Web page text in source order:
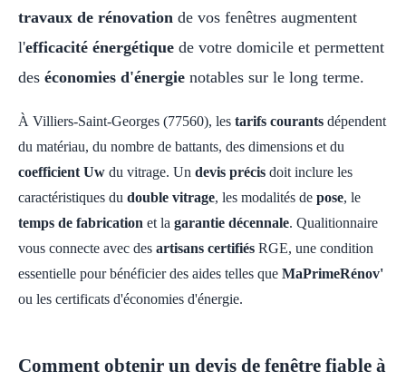
travaux de rénovation de vos fenêtres augmentent
l'efficacité énergétique de votre domicile et permettent
des économies d'énergie notables sur le long terme.
À Villiers-Saint-Georges (77560), les tarifs courants dépendent
du matériau, du nombre de battants, des dimensions et du
coefficient Uw du vitrage. Un devis précis doit inclure les
caractéristiques du double vitrage, les modalités de pose, le
temps de fabrication et la garantie décennale. Qualitionnaire
vous connecte avec des artisans certifiés RGE, une condition
essentielle pour bénéficier des aides telles que MaPrimeRénov'
ou les certificats d'économies d'énergie.
Comment obtenir un devis de fenêtre fiable à